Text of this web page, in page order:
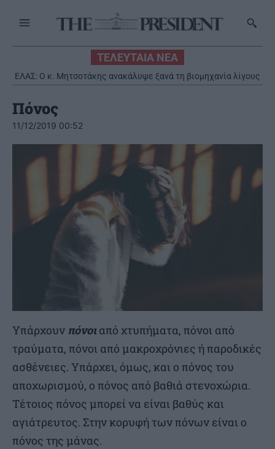
ΤΕΛΕΥΤΑΙΑ ΝΕΑ
ΕΛΑΣ: Ο κ. Μητσοτάκης ανακάλυψε ξανά τη βιομηχανία λίγους
μήνες πριν από τις εκλογές
Πόνος
11/12/2019 00:52
Υπάρχουν πόνοι από χτυπήματα, πόνοι από
τραύματα, πόνοι από μακροχρόνιες ή παροδικές
ασθένειες. Υπάρχει, όμως, και ο πόνος του
αποχωρισμού, ο πόνος από βαθιά στενοχώρια.
Τέτοιος πόνος μπορεί να είναι βαθύς και
αγιάτρευτος. Στην κορυφή των πόνων είναι ο
πόνος της μάνας.